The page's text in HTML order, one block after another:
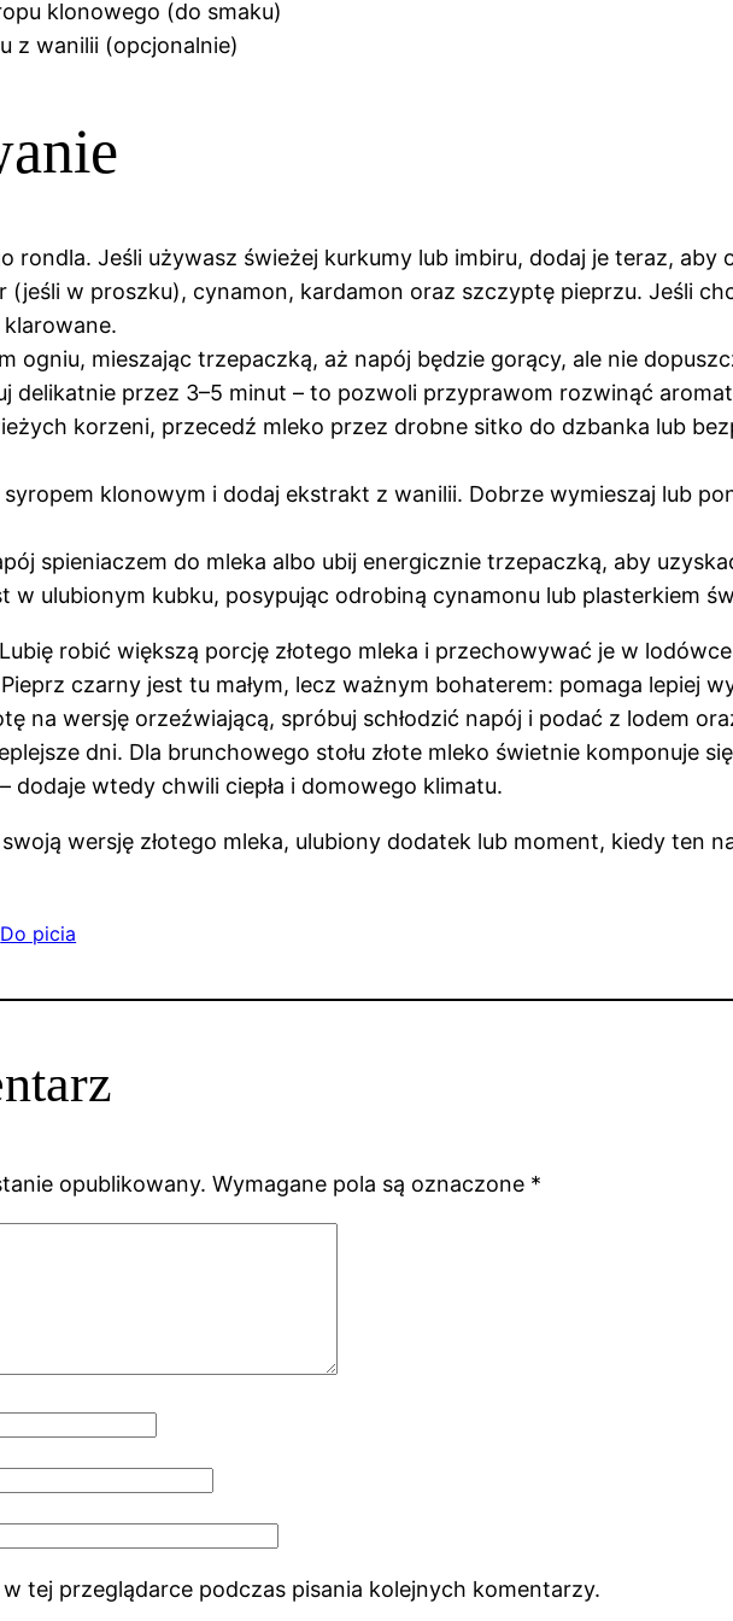
klonowego (do smaku)
z wanilii (opcjonalnie)
rondla. Jeśli używasz świeżej kurkumy lub imbiru, dodaj je teraz, aby
(jeśli w proszku), cynamon, kardamon oraz szczyptę pieprzu. Jeśli
klarowane.
ogniu, mieszając trzepaczką, aż napój będzie gorący, ale nie
delikatnie przez 3–5 minut – to pozwoli przyprawom rozwinąć
korzeni, przecedź mleko przez drobne sitko do dzbanka lub
syropem klonowym i dodaj ekstrakt z wanilii. Dobrze wymieszaj lub
spieniaczem do mleka albo ubij energicznie trzepaczką, aby
w ulubionym kubku, posypując odrobiną cynamonu lub plasterkiem
Lubię robić większą porcję złotego mleka i przechowywać je w
czarny jest tu małym, lecz ważnym bohaterem: pomaga lepiej
na wersję orzeźwiającą, spróbuj schłodzić napój i podać z lodem
dni. Dla brunchowego stołu złote mleko świetnie komponuje
dodaje wtedy chwili ciepła i domowego klimatu.
wersję złotego mleka, ulubiony dodatek lub moment, kiedy ten
Do picia
opublikowany. Wymagane pola są oznaczone *
tej przeglądarce podczas pisania kolejnych komentarzy.